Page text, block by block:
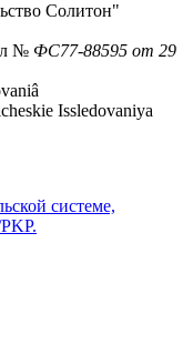
Солитон"
№ ФС77-88595 от 29
Issledovaniya